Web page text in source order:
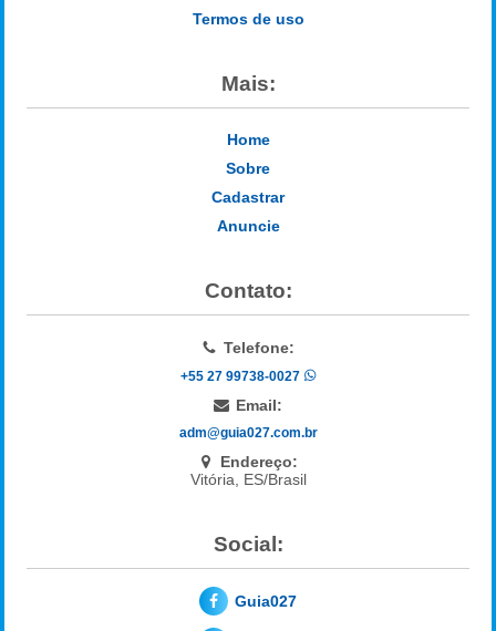
Termos de uso
Mais:
Home
Sobre
Cadastrar
Anuncie
Contato:
Telefone:
+55 27 99738-0027
Email:
adm@guia027.com.br
Endereço:
Vitória, ES/Brasil
Social:
Guia027